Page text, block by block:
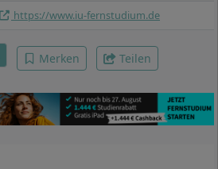
https://www.iu-fernstudium.de
Merken Teilen